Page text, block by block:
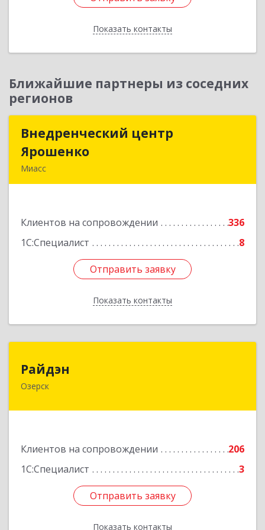
Показать контакты
Назад
Ближайшие партнеры из соседних
регионов
Внедренческий центр
Ярошенко
Миасс
Клиентов на сопровождении
336
1С:Специалист
8
Отправить заявку
Показать контакты
Внедренческий центр
Подробнее
Отправить заявку
Назад
Райдэн
Озерск
Клиентов на сопровождении
206
1С:Специалист
3
Отправить заявку
Показать контакты
456783, Челябинская обл, Озерск г, Ленина пр-
Отправить заявку
Назад